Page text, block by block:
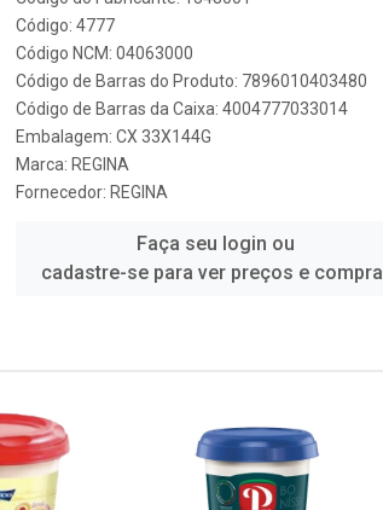
Código: 4777
Código NCM: 04063000
Código de Barras do Produto: 7896010403480
Código de Barras da Caixa: 4004777033014
Embalagem: CX 33X144G
Marca: REGINA
Fornecedor: REGINA
Faça seu login ou
cadastre-se para ver preços e